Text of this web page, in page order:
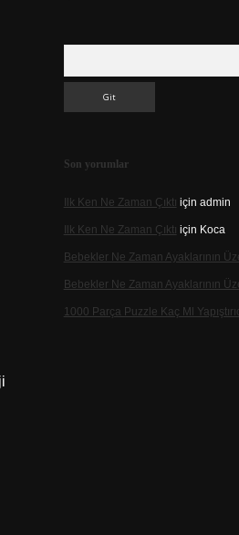
Son yorumlar
Ilk Ken Ne Zaman Çıktı için admin
Ilk Ken Ne Zaman Çıktı için Koca
Bebekler Ne Zaman Ayaklarının
Bebekler Ne Zaman Ayaklarının
1000 Parça Puzzle Kaç Ml